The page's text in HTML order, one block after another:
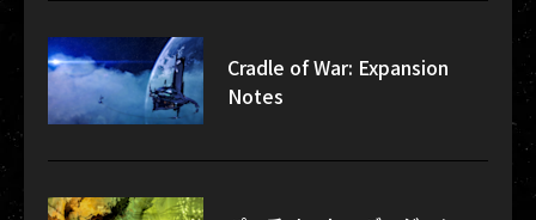
Cradle of War: Expansion
Notes